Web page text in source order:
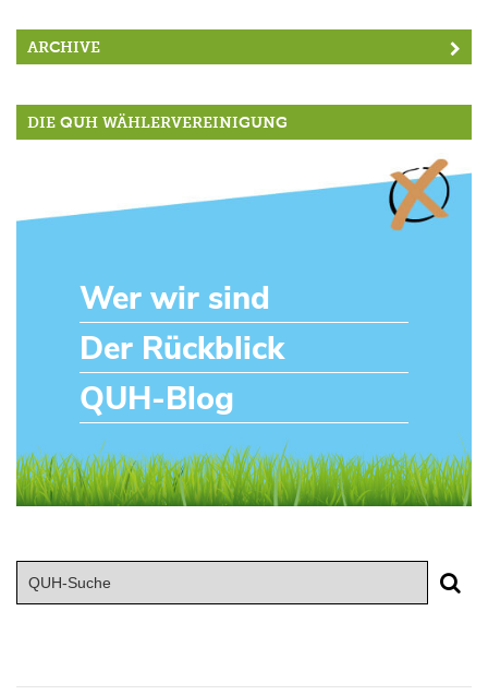
ARCHIVE
DIE QUH WÄHLERVEREINIGUNG
Wer wir sind
Der Rückblick
QUH-Blog